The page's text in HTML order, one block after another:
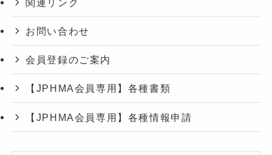
関連リンク
お問い合わせ
会員登録のご案内
【JPHMA会員専用】各種書類
【JPHMA会員専用】各種情報申請